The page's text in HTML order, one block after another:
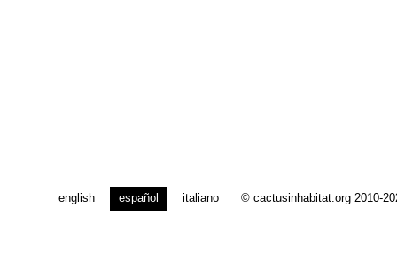
english español italiano © cactusinhabitat.org 2010-